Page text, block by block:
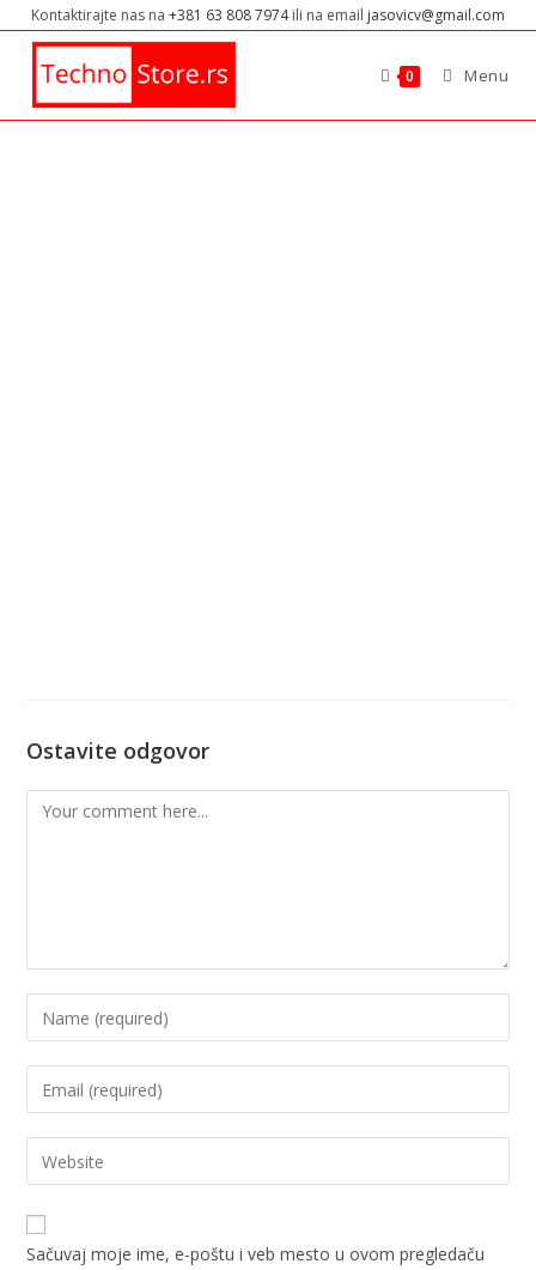
Kontaktirajte nas na +381 63 808 7974ili na email jasovicv@gmail.com
0 Menu
Ostavite odgovor
Sačuvaj moje ime, e-poštu i veb mesto u ovom pregledaču